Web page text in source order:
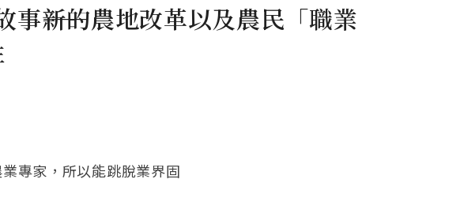
――新的農地改革以及農民「職業
專家，所以能跳脫業界固